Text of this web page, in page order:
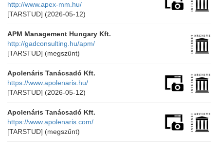
http://www.apex-mm.hu/
[TARSTUD] (2026-05-12)
APM Management Hungary Kft.
http://gadconsulting.hu/apm/
[TARSTUD] (megszűnt)
Apolenáris Tanácsadó Kft.
https://www.apolenaris.hu/
[TARSTUD] (2026-05-12)
Apolenáris Tanácsadó Kft.
https://www.apolenaris.com/
[TARSTUD] (megszűnt)